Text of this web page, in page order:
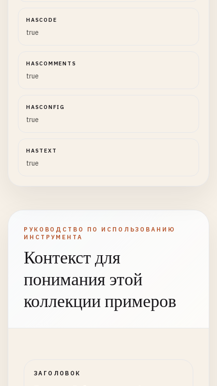
HASCODE
true
HASCOMMENTS
true
HASCONFIG
true
HASTEXT
true
РУКОВОДСТВО ПО ИСПОЛЬЗОВАНИЮ
ИНСТРУМЕНТА
Контекст для
понимания этой
коллекции примеров
ЗАГОЛОВОК